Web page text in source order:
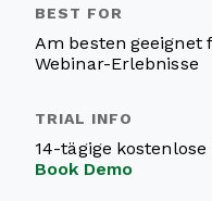
Am besten geeignet
Webinar-Erlebnisse
14-tägige kostenlose
Book Demo